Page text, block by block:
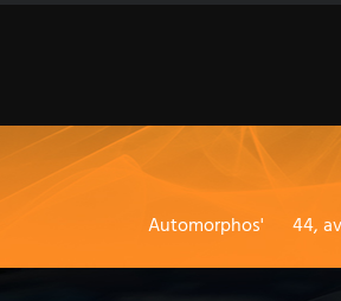
Automorphos'
44,